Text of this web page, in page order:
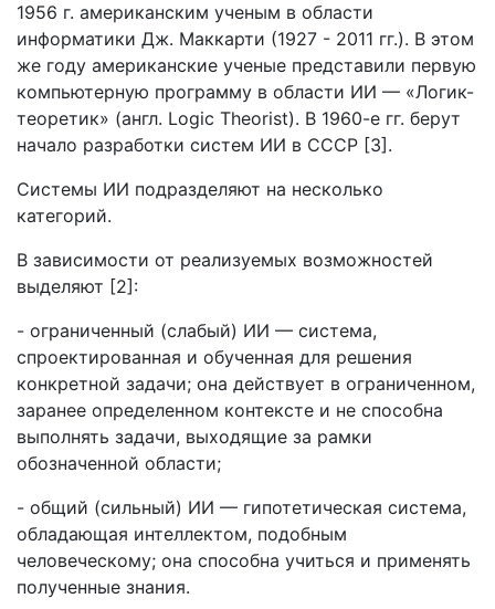
1956 г. американским ученым в области
информатики Дж. Маккарти (1927 - 2011 гг.). В этом
же году американские ученые представили первую
компьютерную программу в области ИИ — «Логик-
теоретик» (англ. Logic Theorist). В 1960-е гг. берут
начало разработки систем ИИ в СССР [3].
Системы ИИ подразделяют на несколько
категорий.
В зависимости от реализуемых возможностей
выделяют [2]:
- ограниченный (слабый) ИИ — система,
спроектированная и обученная для решения
конкретной задачи; она действует в ограниченном,
заранее определенном контексте и не способна
выполнять задачи, выходящие за рамки
обозначенной области;
- общий (сильный) ИИ — гипотетическая система,
обладающая интеллектом, подобным
человеческому; она способна учиться и применять
полученные знания.